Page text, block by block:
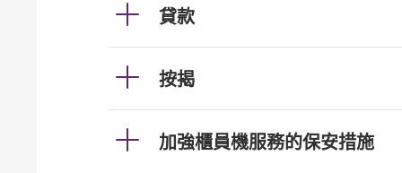
貸款
按揭
加強櫃員機服務的保安措施